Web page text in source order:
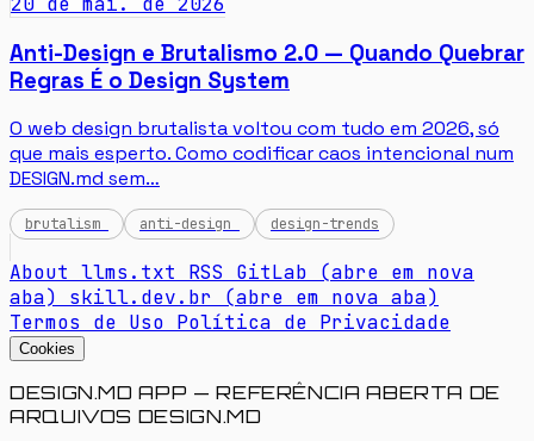
Anti-Design e Brutalismo 2.0 — Quando Quebrar
Regras É o Design System
O web design brutalista voltou com tudo em 2026, só
que mais esperto. Como codificar caos intencional num
DESIGN.md sem…
brutalism anti-design design-trends
About llms.txt RSS GitLab (abre em nova
aba)
skill.dev.br (abre em nova aba)
Termos de Uso Política de Privacidade
Cookies
DESIGN.MD APP — REFERÊNCIA ABERTA DE
ARQUIVOS DESIGN.MD